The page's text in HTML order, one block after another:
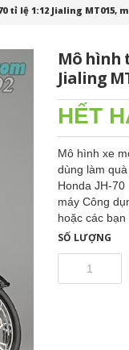
tỉ lệ 1:12 Jialing
Mô hình
Jialing
HẾT
Mô hình xe
dùng làm
Honda JH-
máy Công
hoặc các
SỐ LƯỢNG